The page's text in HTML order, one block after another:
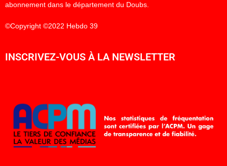
abonnement dans le département du Doubs.
©Copyright ©2022 Hebdo 39
INSCRIVEZ-VOUS À LA NEWSLETTER